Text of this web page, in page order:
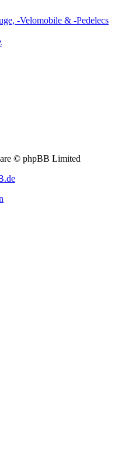
-Velomobile & -Pedelecs
© phpBB Limited